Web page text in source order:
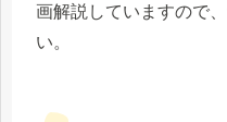
画解説していますので
い。